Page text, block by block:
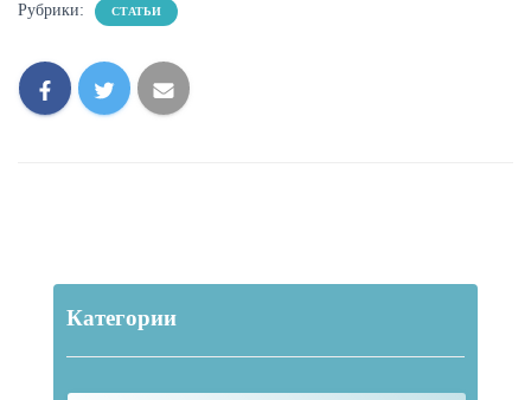
Рубрики: СТАТЬИ
Категории